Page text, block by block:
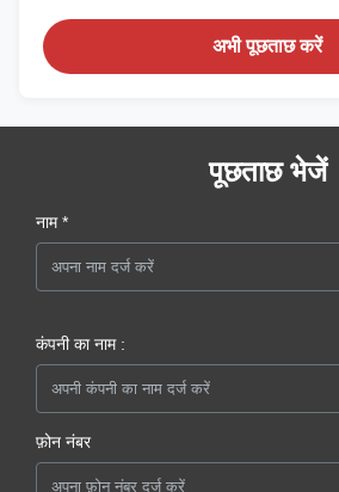
अभी पूछताछ करें
पूछताछ भेजें
नाम *
कंपनी का नाम :
फ़ोन नंबर